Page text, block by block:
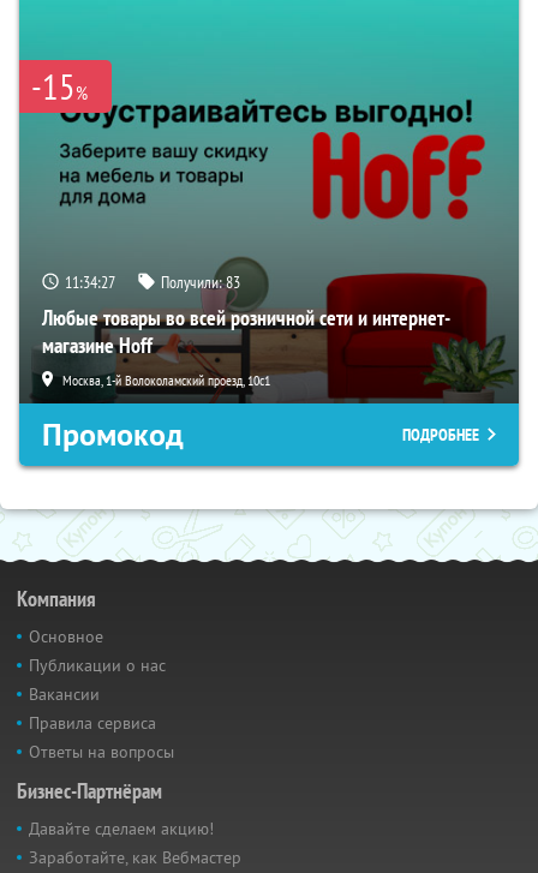
-15%
11:34:26 Получили:83
Любые товары во всей розничной сети и интернет-
магазине Hoff
Москва, 1-й Волоколамский проезд, 10с1
Промокод ПОДРОБНЕЕ
Компания
Основное
Публикации о нас
Вакансии
Правила сервиса
Ответы на вопросы
Бизнес-Партнёрам
Давайте сделаем акцию!
Заработайте, как Вебмастер